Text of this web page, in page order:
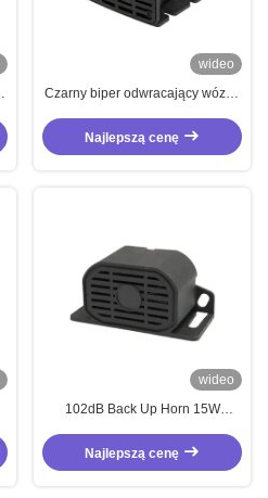
wideo
Czarny biper odwracający wózek
Najlepszą cenę
wideo
102dB Back Up Horn 15W
IP67 z uchwytem z stali
Najlepszą cenę